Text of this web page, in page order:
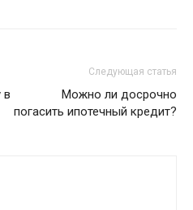
в
Следующая статья
Можно ли досрочно
погасить ипотечный кредит?